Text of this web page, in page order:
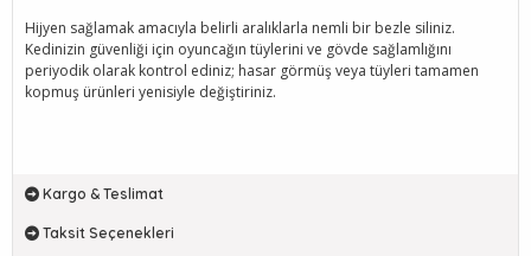
Hijyen sağlamak amacıyla belirli aralıklarla nemli bir bezle siliniz.
Kedinizin güvenliği için oyuncağın tüylerini ve gövde sağlamlığını
periyodik olarak kontrol ediniz; hasar görmüş veya tüyleri tamamen
kopmuş ürünleri yenisiyle değiştiriniz.
Kargo & Teslimat
Taksit Seçenekleri